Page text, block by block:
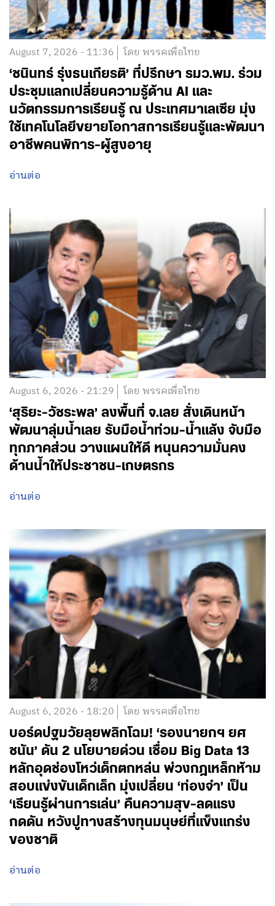
August 7, 2026 - 11:36 โดย พรรคเพื่อไทย
‘ชนินทร์ รุ่งธนเกียรติ’ ที่ปรึกษา รมว.พม. ร่วม
ประชุมแลกเปลี่ยนความรู้ด้าน AI และ
นวัตกรรมการเรียนรู้ ณ ประเทศมาเลเซีย มุ่ง
ใช้เทคโนโลยีขยายโอกาสการเรียนรู้และพัฒนา
อาชีพคนพิการ-ผู้สูงอายุ
อ่านต่อ
August 6, 2026 - 21:29 โดย พรรคเพื่อไทย
‘สุริยะ-วัชระพล’ ลงพื้นที่ จ.เลย สั่งเดินหน้า
พัฒนาลุ่มน้ำเลย รับมือน้ำท่วม-น้ำแล้ง จับมือ
ทุกภาคส่วน วางแผนให้ดี หนุนความมั่นคง
ด้านน้ำให้ประชาชน-เกษตรกร
อ่านต่อ
August 6, 2026 - 18:20 โดย พรรคเพื่อไทย
บอร์ดปฐมวัยลุยพลิกโฉม! ‘รองนายกฯ ยศ
ชนัน’ ดัน 2 นโยบายด่วน เชื่อม Big Data 13
หลักอุดช่องโหว่เด็กตกหล่น พ่วงกฎเหล็กห้าม
สอบแข่งขันเด็กเล็ก มุ่งเปลี่ยน ‘ท่องจำ’ เป็น
‘เรียนรู้ผ่านการเล่น’ คืนความสุข-ลดแรง
กดดัน หวังปูทางสร้างทุนมนุษย์ที่แข็งแกร่ง
ของชาติ
อ่านต่อ